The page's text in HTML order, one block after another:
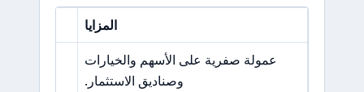
المزايا
عمولة صفرية على الأسهم والخيارات
وصناديق الاستثمار.